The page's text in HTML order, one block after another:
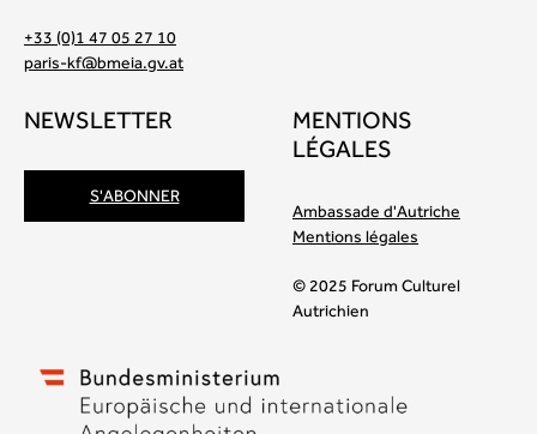
+33 (0)1 47 05 27 10
paris-kf@bmeia.gv.at
NEWSLETTER
S'ABONNER
MENTIONS
LÉGALES
Ambassade d'Autriche
Mentions légales
© 2025 Forum Culturel
Autrichien